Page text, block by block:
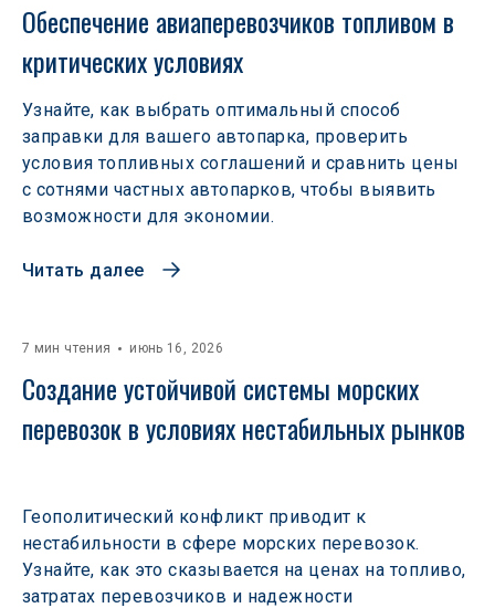
Обеспечение авиаперевозчиков топливом в
критических условиях
Узнайте, как выбрать оптимальный способ
заправки для вашего автопарка, проверить
условия топливных соглашений и сравнить цены
с сотнями частных автопарков, чтобы выявить
возможности для экономии.
Читать далее
7 мин чтения июнь 16, 2026
Создание устойчивой системы морских
перевозок в условиях нестабильных рынков
Геополитический конфликт приводит к
нестабильности в сфере морских перевозок.
Узнайте, как это сказывается на ценах на топливо,
затратах перевозчиков и надежности